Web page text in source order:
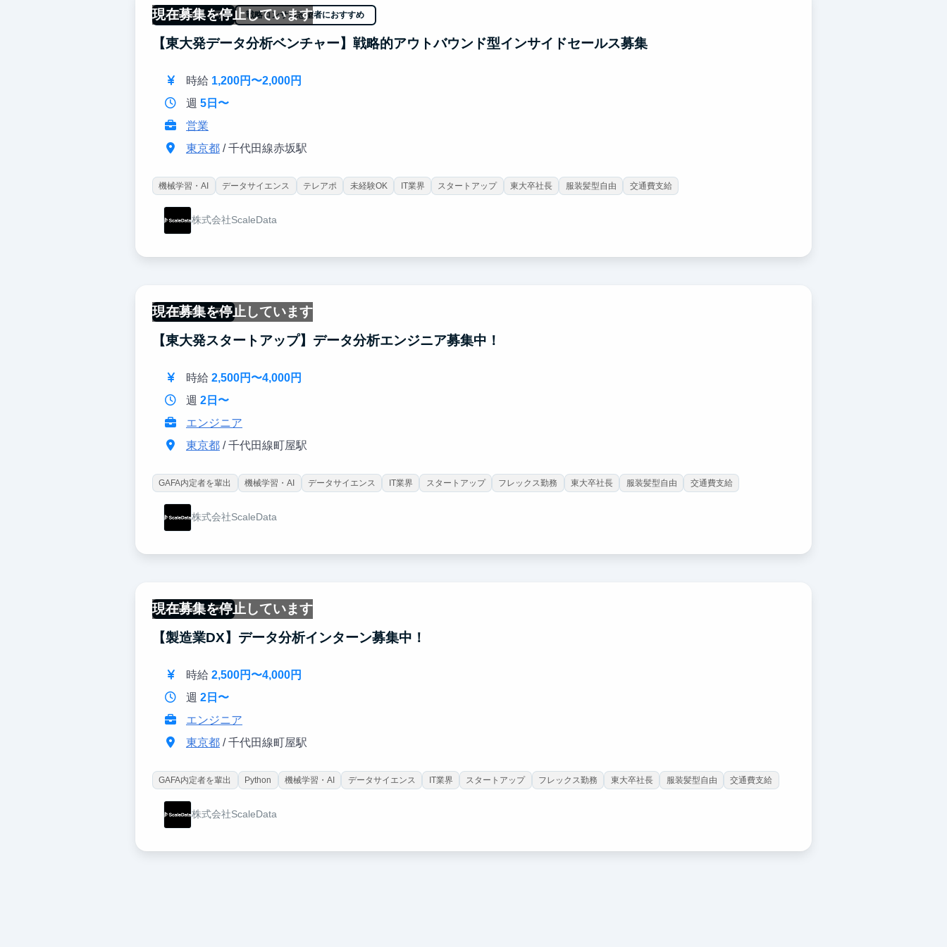
現在募集を停止しています
一部リモート可 戦略コンサル志望者におすすめ
【東大発データ分析ベンチャー】戦略的アウトバウンド型インサイドセールス募集
時給 1,200円〜2,000円
週 5日〜
営業
東京都/ 千代田線赤坂駅
機械学習・AI データサイエンス テレアポ 未経験OK IT業界 スタートアップ 東大卒社長 服装髪型自由 交通費支給
株式会社ScaleData
現在募集を停止しています
一部リモート可
【東大発スタートアップ】データ分析エンジニア募集中！
時給 2,500円〜4,000円
週 2日〜
エンジニア
東京都/ 千代田線町屋駅
GAFA内定者を輩出 機械学習・AI データサイエンス IT業界 スタートアップ フレックス勤務 東大卒社長 服装髪型自由 交通費支給
株式会社ScaleData
現在募集を停止しています
一部リモート可
【製造業DX】データ分析インターン募集中！
時給 2,500円〜4,000円
週 2日〜
エンジニア
東京都/ 千代田線町屋駅
GAFA内定者を輩出 Python 機械学習・AI データサイエンス IT業界 スタートアップ フレックス勤務 東大卒社長 服装髪型自由 交通費支給
株式会社ScaleData